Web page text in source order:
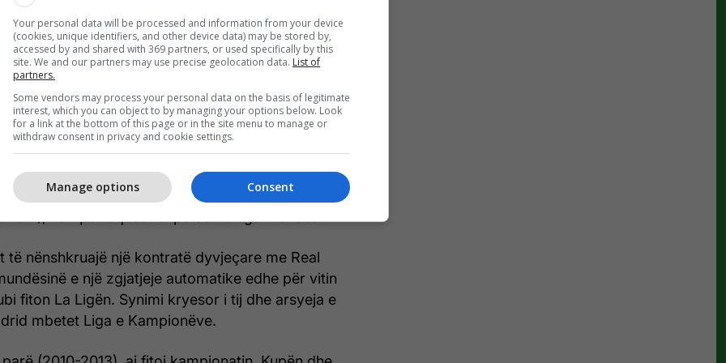
në proces prej gati dy javësh gjatë periudhës
Marrëveshja mes trajnerit dhe klubit është arritur
Jorge Mendes raportohet se ka negociuar
e lirimit prej 7 milionë eurosh kishte skaduar
në fund ka pranuar të lëshojë pe. Klubi nga
kërkonte 15 milionë euro, shifër e barabartë me
të Mourinhos, por raportohet se është
rrugën e afrimit të trajnerit të preferuar,
i cili përfaqësohet po ashtu nga Mendes.
të nënshkruajë një kontratë dyvjeçare me Real
e një zgjatjeje automatike edhe për vitin
fiton La Ligën. Synimi kryesor i tij dhe arsyeja e
mbetet Liga e Kampionëve.
Your personal data will be processed and information from your device
(cookies, unique identifiers, and other device data) may be stored by,
accessed by and shared with 369 partners, or used specifically by this
site. We and our partners may use precise geolocation data. List of
partners.
Some vendors may process your personal data on the basis of legitimate
interest, which you can object to by managing your options below. Look
for a link at the bottom of this page or in the site menu to manage or
withdraw consent in privacy and cookie settings.
Consent
Manage options